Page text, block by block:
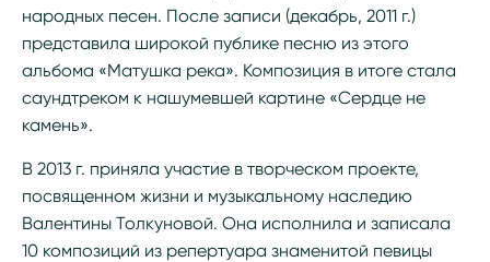
народных песен. После записи (декабрь, 2011 г.)
представила широкой публике песню из этого
альбома «Матушка река». Композиция в итоге стала
саундтреком к нашумевшей картине «Сердце не
камень».
В 2013 г. приняла участие в творческом проекте,
посвященном жизни и музыкальному наследию
Валентины Толкуновой. Она исполнила и записала
10 композиций из репертуара знаменитой певицы